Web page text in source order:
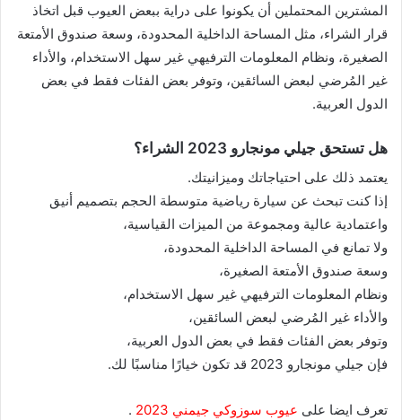
المشترين المحتملين أن يكونوا على دراية ببعض العيوب قبل اتخاذ
قرار الشراء، مثل المساحة الداخلية المحدودة، وسعة صندوق الأمتعة
الصغيرة، ونظام المعلومات الترفيهي غير سهل الاستخدام، والأداء
غير المُرضي لبعض السائقين، وتوفر بعض الفئات فقط في بعض
الدول العربية.
هل تستحق جيلي مونجارو 2023 الشراء؟
يعتمد ذلك على احتياجاتك وميزانيتك.
إذا كنت تبحث عن سيارة رياضية متوسطة الحجم بتصميم أنيق
واعتمادية عالية ومجموعة من الميزات القياسية،
ولا تمانع في المساحة الداخلية المحدودة،
وسعة صندوق الأمتعة الصغيرة،
ونظام المعلومات الترفيهي غير سهل الاستخدام،
والأداء غير المُرضي لبعض السائقين،
وتوفر بعض الفئات فقط في بعض الدول العربية،
فإن جيلي مونجارو 2023 قد تكون خيارًا مناسبًا لك.
تعرف ايضا على عيوب سوزوكي جيمني 2023 .